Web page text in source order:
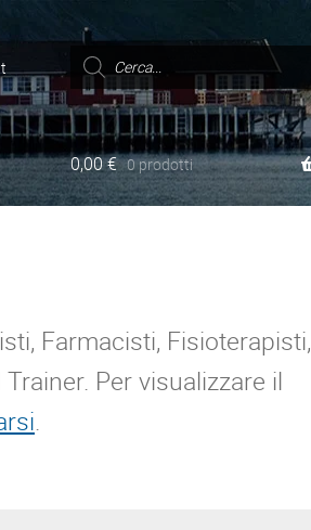
Ricerca
prodotti
0,00€ 0 prodotti
Farmacisti, Fisioterapisti,
Per visualizzare il
.